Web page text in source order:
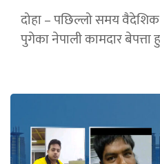
दोहा – पछिल्लो समय
पुगेका नेपाली कामदार